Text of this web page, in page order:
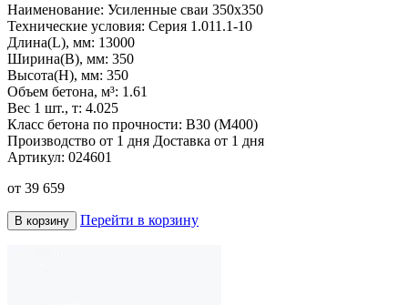
Наименование: Усиленные сваи 350х350
Технические условия: Серия 1.011.1-10
Длина(L), мм: 13000
Ширина(B), мм: 350
Высота(H), мм: 350
Объем бетона, м³: 1.61
Вес 1 шт., т: 4.025
Класс бетона по прочности: В30 (М400)
Производство от 1 дня Доставка от 1 дня
Артикул: 024601
от 39 659
В корзину Перейти в корзину